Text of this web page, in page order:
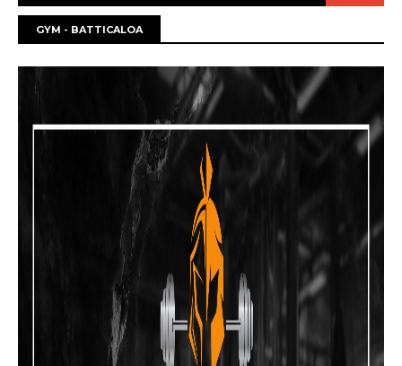
GYM - BATTICALOA